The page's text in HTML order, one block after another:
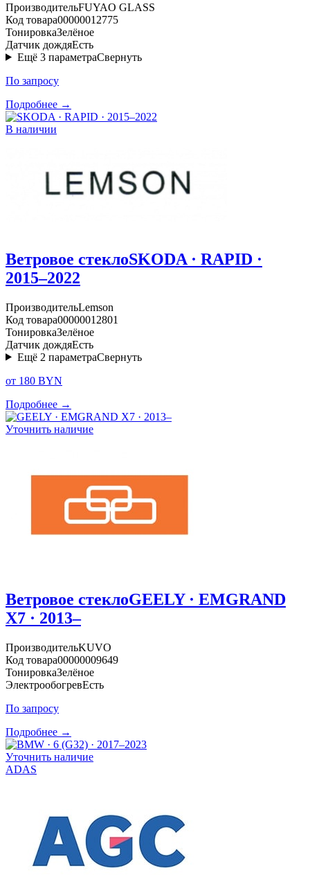
ПроизводительFUYAO GLASS
Код товара00000012775
ТонировкаЗелёное
Датчик дождяЕсть
Ещё 3 параметраСвернуть
По запросу
Подробнее →
В наличии
Ветровое стеклоSKODA · RAPID ·
2015–2022
ПроизводительLemson
Код товара00000012801
ТонировкаЗелёное
Датчик дождяЕсть
Ещё 2 параметраСвернуть
от 180 BYN
Подробнее →
Уточнить наличие
Ветровое стеклоGEELY · EMGRAND
X7 · 2013–
ПроизводительKUVO
Код товара00000009649
ТонировкаЗелёное
ЭлектрообогревЕсть
По запросу
Подробнее →
Уточнить наличие
ADAS